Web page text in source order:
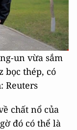
un vừa sắm
bọc thép, có
Reuters
chất nổ của
đó có thể là